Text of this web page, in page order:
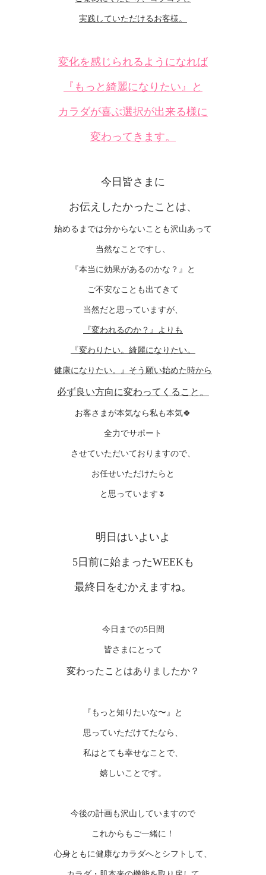
実践していただけるお客様。
変化を感じられるようになれば
『もっと綺麗になりたい』と
カラダが喜ぶ選択が出来る様に
変わってきます。
今日皆さまに
お伝えしたかったことは、
始めるまでは分からないことも沢山あって
当然なことですし、
『本当に効果があるのかな？』と
ご不安なことも出てきて
当然だと思っていますが、
『変われるのか？』よりも
『変わりたい。綺麗になりたい。
健康になりたい。』そう願い始めた時から
必ず良い方向に変わってくること。
お客さまが本気なら私も本気🍀
全力でサポート
させていただいておりますので、
お任せいただけたらと
と思っています🌷
明日はいよいよ
5日前に始まったWEEKも
最終日をむかえますね。
今日までの5日間
皆さまにとって
変わったことはありましたか？
『もっと知りたいな〜』と
思っていただけてたなら、
私はとても幸せなことで、
嬉しいことです。
今後の計画も沢山していますので
これからもご一緒に！
心身ともに健康なカラダへとシフトして、